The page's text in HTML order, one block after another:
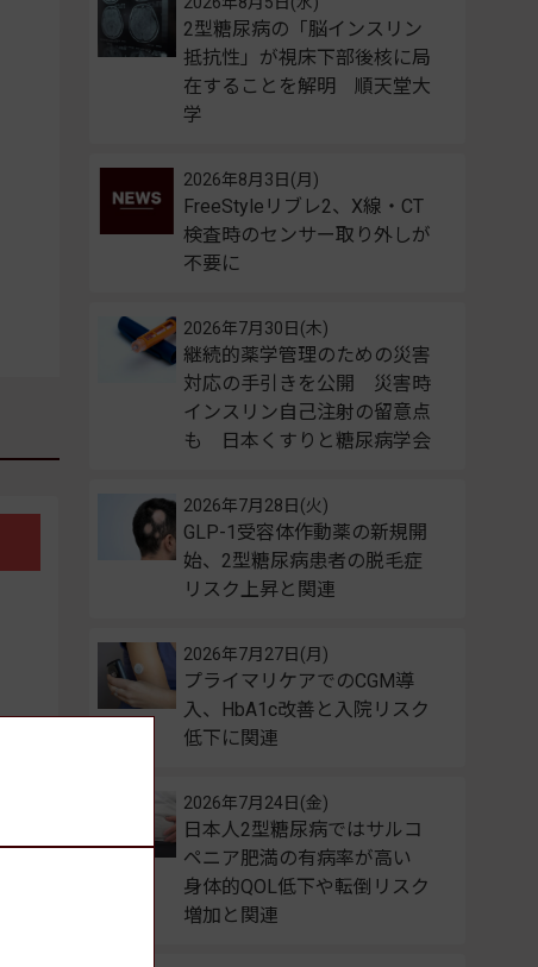
2型糖尿病の「脳インスリン
抵抗性」が視床下部後核に局
在することを解明 順天堂大
学
FreeStyleリブレ2、X線・CT
検査時のセンサー取り外しが
不要に
2026年8月3日(月)
継続的薬学管理のための災害
対応の手引きを公開 災害時
インスリン自己注射の留意点
も 日本くすりと糖尿病学会
2026年7月30日(木)
GLP-1受容体作動薬の新規開
始、2型糖尿病患者の脱毛症
リスク上昇と関連
2026年7月28日(火)
プライマリケアでのCGM導
入、HbA1c改善と入院リスク
低下に関連
2026年7月27日(月)
日本人2型糖尿病ではサルコ
ペニア肥満の有病率が高い
身体的QOL低下や転倒リスク
増加と関連
2026年7月24日(金)